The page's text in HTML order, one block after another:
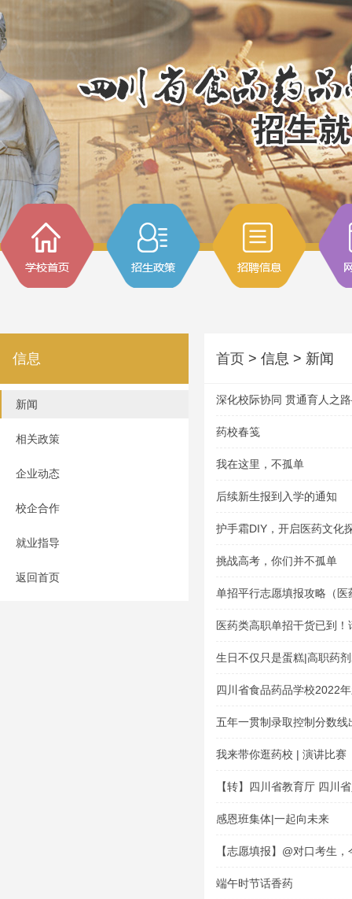
信息
新闻
相关政策
企业动态
校企合作
就业指导
返回首页
首页 > 信息 > 新闻
深化校际协同 贯通育人之
与资阳口腔职业学院举行
仪式
药校春笺
我在这里，不孤单
后续新生报到入学的通知
护手霜DIY，开启医药文化
挑战高考，你们并不孤单
单招平行志愿填报攻略（医
医药类高职单招干货已到！
生日不仅只是蛋糕|高职药
会
四川省食品药品学校2022
五年一贯制录取控制分数线
我来带你逛药校 | 演讲比赛
【转】四川省教育厅 四川
于公布四川省 2022 年具有
格学校及专业的通告
感恩班集体|一起向未来
【志愿填报】@对口考生
岸？你关心的志愿填报问题
端午时节话香药